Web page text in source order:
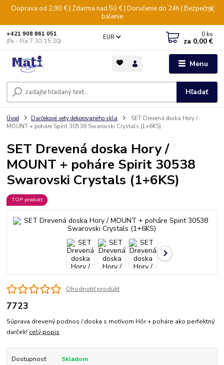
Doprava od 2,90 € | Zdarma nad 50 € | Doručenie do 24h | Bezpečné
balenie
Menu
EUR
Hľadať
+421 908 861 051
(Po - Pia 7:30-15:30)
0 ks
za 0,00 €
Úvod Darčekové sety dekorovaného skla
SET Drevená doska Hory /
MOUNT + poháre Spirit 30538 Swarovski Crystals (1+6KS)
SET Drevená doska Hory /
MOUNT + poháre Spirit 30538
Swarovski Crystals (1+6KS)
TOP produkt
Ohodnotiť produkt
7723
Súprava drevený podnos / doska s motívom Hôr + poháre ako perfektný
darček! celý popis
Dostupnosť Skladom